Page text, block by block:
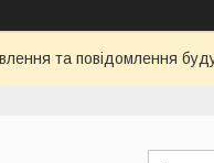
та повідомлення